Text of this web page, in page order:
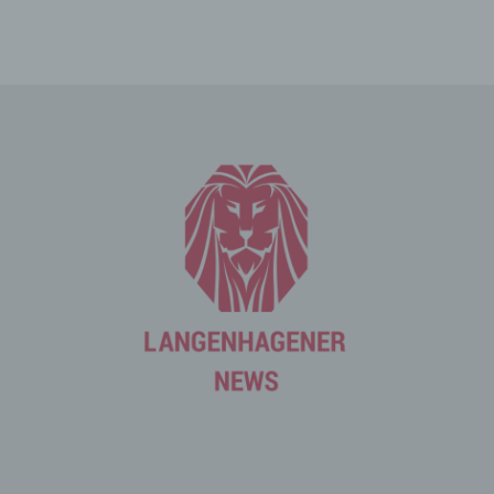
benötigt, um (1) die Inhalte unserer Internetseite korrekt
auszuliefern, (2) die Inhalte unserer Internetseite sowie
die Werbung für diese zu optimieren, (3) die dauerhafte
Funktionsfähigkeit unserer informationstechnologischen
Systeme und der Technik unserer Internetseite zu
gewährleisten sowie (4) um Strafverfolgungsbehörden
notwendigen Informationen bereitzustellen. Diese
anonym erhobenen Daten und Informationen werden
durch uns daher einerseits statistisch und ferner mit dem